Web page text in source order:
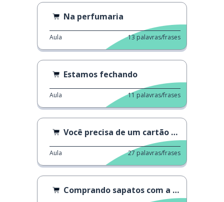
Na perfumaria
Aula 13 palavras/frases
Estamos fechando
Aula 11 palavras/frases
Você precisa de um cartão de crédito?
Aula 27 palavras/frases
Comprando sapatos com a mãe